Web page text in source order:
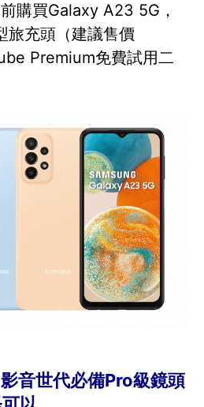
購買Galaxy A23 5G，
旅充頭（建議售價
Premium免費試用二
音世代必備Pro級鏡頭